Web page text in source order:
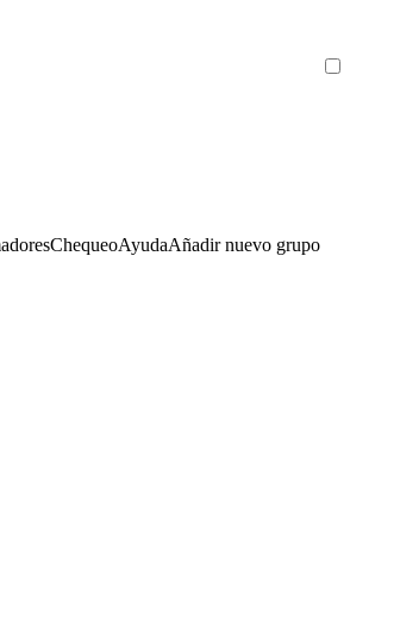
ChequeoAyudaAñadir nuevo grupo